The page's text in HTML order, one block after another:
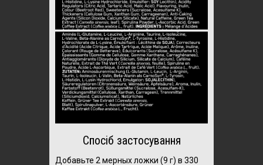
Спосіб застосування
Добавьте 2 мерных ложки (9 г) в 330